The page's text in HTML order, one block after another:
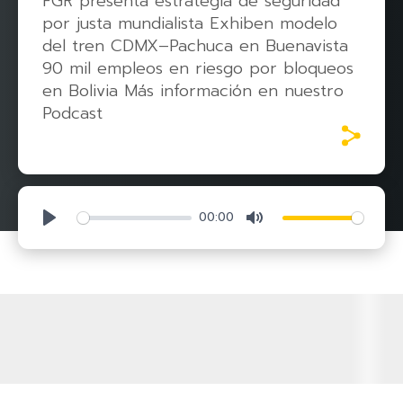
por justa mundialista Exhiben modelo
del tren CDMX–Pachuca en Buenavista
90 mil empleos en riesgo por bloqueos
en Bolivia Más información en nuestro
Podcast
Play 00:00 Mute